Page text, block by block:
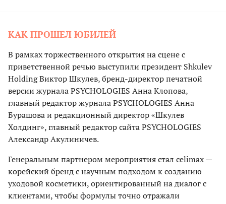
КАК ПРОШЕЛ ЮБИЛЕЙ
В рамках торжественного открытия на сцене с
приветственной речью выступили президент Shkulev
Holding Виктор Шкулев, бренд-директор печатной
версии журнала PSYCHOLOGIES Анна Клопова,
главный редактор журнала PSYCHOLOGIES Анна
Бурашова и редакционный директор «Шкулев
Холдинг», главный редактор сайта PSYCHOLOGIES
Александр Акулиничев.
Генеральным партнером мероприятия стал сelimax —
корейский бренд с научным подходом к созданию
уходовой косметики, ориентированный на диалог с
клиентами, чтобы формулы точно отражали